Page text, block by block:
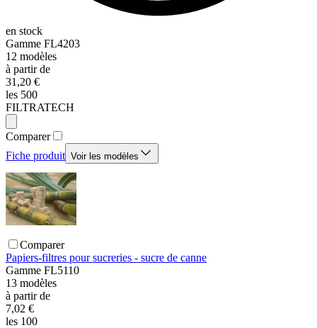
en stock
Gamme FL4203
12 modèles
à partir de
31,20 €
les 500
FILTRATECH
Comparer
Fiche produit Voir les modèles
Comparer
Papiers-filtres pour sucreries - sucre de canne
Gamme FL5110
13 modèles
à partir de
7,02 €
les 100